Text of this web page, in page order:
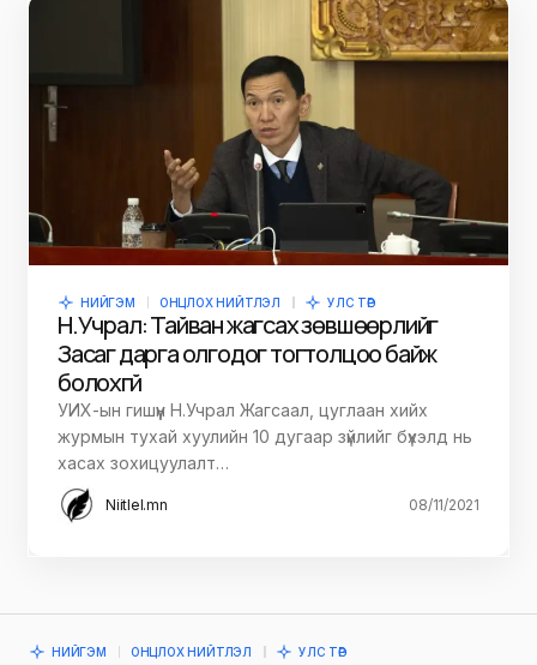
НИЙГЭМ ОНЦЛОХ НИЙТЛЭЛ УЛС ТӨР
Н.Учрал: Тайван жагсах зөвшөөрлийг
Засаг дарга олгодог тогтолцоо байж
болохгүй
УИХ-ын гишүүн Н.Учрал Жагсаал, цуглаан хийх
журмын тухай хуулийн 10 дугаар зүйлийг бүхэлд нь
хасах зохицуулалт…
Niitlel.mn 08/11/2021
НИЙГЭМ ОНЦЛОХ НИЙТЛЭЛ УЛС ТӨР